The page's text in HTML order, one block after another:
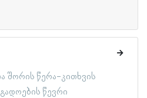
შორის წერა-კითხვის
წევრი